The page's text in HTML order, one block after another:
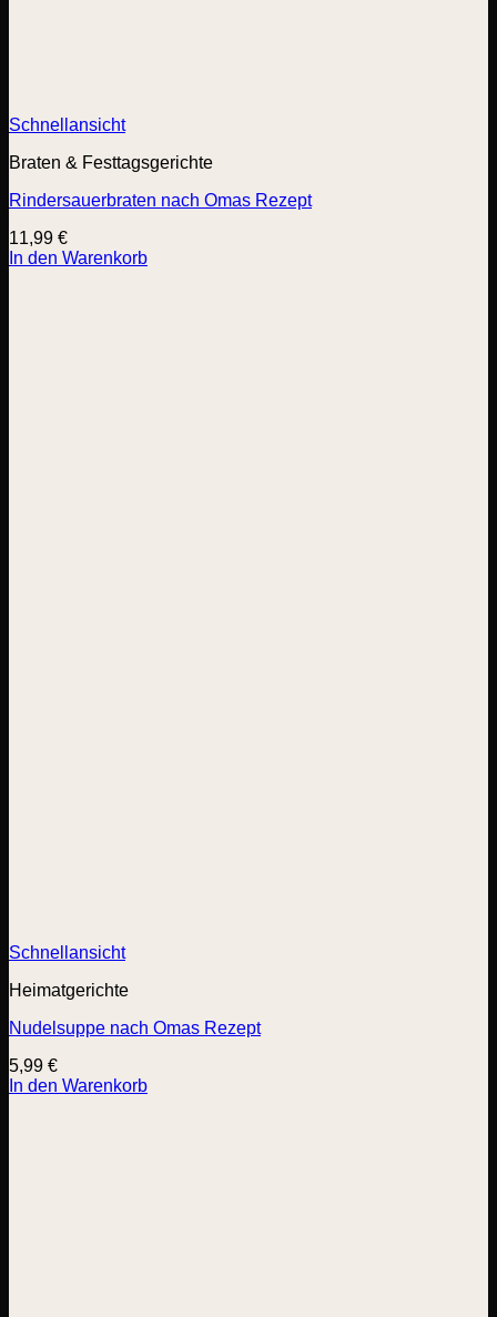
Schnellansicht
Braten & Festtagsgerichte
Rindersauerbraten nach Omas Rezept
11,99 €
In den Warenkorb
Schnellansicht
Heimatgerichte
Nudelsuppe nach Omas Rezept
5,99 €
In den Warenkorb